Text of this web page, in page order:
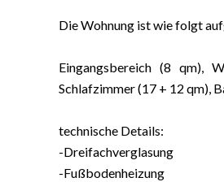
Die Wohnung ist wie folgt
Eingangsbereich (8 qm),
Schlafzimmer (17 + 12 qm),
technische Details:
-Dreifachverglasung
-Fußbodenheizung